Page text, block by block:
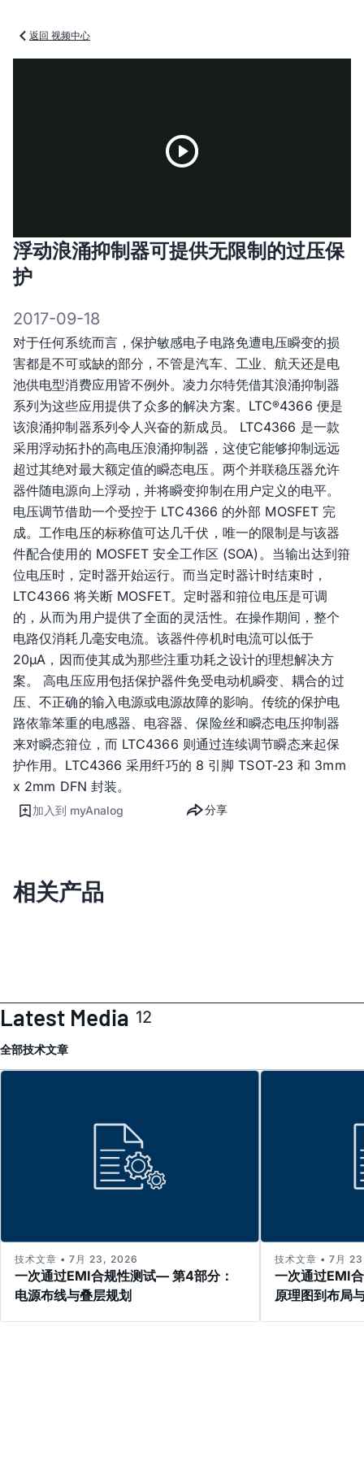
返回 视频中心
Video
浮动浪涌抑制器可提供无限制的过压保
护
2017-09-18
对于任何系统而言，保护敏感电子电路免遭电压瞬变的损
害都是不可或缺的部分，不管是汽车、工业、航天还是电
池供电型消费应用皆不例外。凌力尔特凭借其浪涌抑制器
系列为这些应用提供了众多的解决方案。LTC®4366 便是
该浪涌抑制器系列令人兴奋的新成员。 LTC4366 是一款
采用浮动拓扑的高电压浪涌抑制器，这使它能够抑制远远
超过其绝对最大额定值的瞬态电压。两个并联稳压器允许
器件随电源向上浮动，并将瞬变抑制在用户定义的电平。
电压调节借助一个受控于 LTC4366 的外部 MOSFET 完
成。工作电压的标称值可达几千伏，唯一的限制是与该器
件配合使用的 MOSFET 安全工作区 (SOA)。当输出达到箝
位电压时，定时器开始运行。而当定时器计时结束时，
LTC4366 将关断 MOSFET。定时器和箝位电压是可调
的，从而为用户提供了全面的灵活性。在操作期间，整个
电路仅消耗几毫安电流。该器件停机时电流可以低于
20µA，因而使其成为那些注重功耗之设计的理想解决方
案。 高电压应用包括保护器件免受电动机瞬变、耦合的过
压、不正确的输入电源或电源故障的影响。传统的保护电
路依靠笨重的电感器、电容器、保险丝和瞬态电压抑制器
来对瞬态箝位，而 LTC4366 则通过连续调节瞬态来起保
护作用。LTC4366 采用纤巧的 8 引脚 TSOT-23 和 3mm
x 2mm DFN 封装。
加入到 myAnalog 分享
相关产品
Latest Media 12
全部技术文章
一次通过EMI合规性测试— 第4部分：
电源布线与叠层规划
技术文章 • 7月 23, 2026
一次通过EMI
原理图到布局
技术文章 • 7月